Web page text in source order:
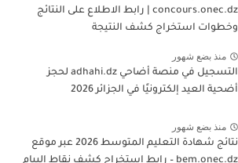
concours.onec.dz | رابط الاطلاع على النتائج
وخطوات استخراج كشف النتيجة
منذ بضع شهور
التسجيل في منصة أضاحي adhahi.dz لحجز
أضحية العيد إلكترونيًا في الجزائر 2026
منذ بضع شهور
نتائج شهادة التعليم المتوسط 2026 عبر موقع